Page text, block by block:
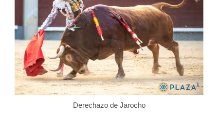
Derechazo de Jarocho